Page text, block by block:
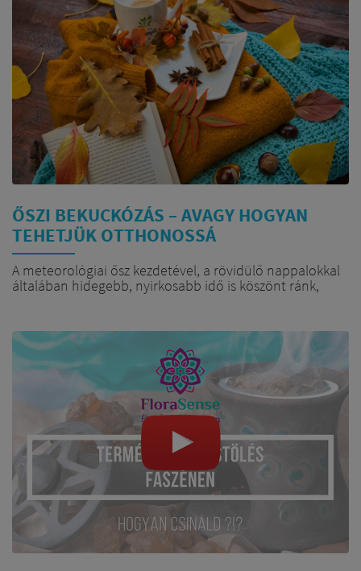
ŐSZI BEKUCKÓZÁS – AVAGY HOGYAN
TEHETJÜK OTTHONOSSÁ
ÉLETTERÜNKET FÜSTÖLŐKKEL
A meteorológiai ősz kezdetével, a rövidülő nappalokkal
általában hidegebb, nyirkosabb idő is köszönt ránk,
forró teát, bekuckózni, olvasni, zenét hallgatni vagy
beszélgetni, és ha mindezek mellé még egy jól
megválasztott illatot is varázsolunk magunk köré, akkor
még akár az örömteli nyári napokat is megidézhetjük
Hiszen az illatok – legyen az illóolaj vagy füstölő –
bizonyítottan segítenek emlékezni, valamint
jótékonyan befolyásolják érzelmi és mentális
állapotunkat, feltéve persze ha 100% tiszta és
természetes verziót választunk, ami valljuk be,
manapság nem túl könnyű, hiszen akármerre nézünk,
szinte csak szintetikus és mesterséges illatokkal
találkozunk.
Léteznek azonban 100% tiszta, gyógynövényekből és